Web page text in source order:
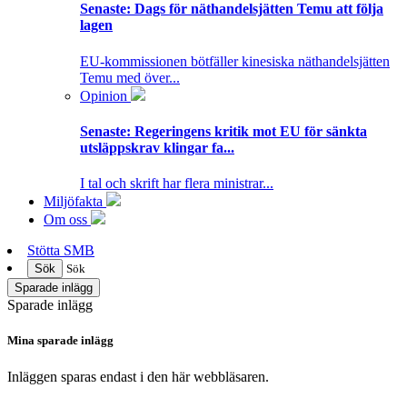
Senaste: Dags för näthandelsjätten Temu att följa
lagen
EU-kommissionen bötfäller kinesiska näthandelsjätten
Temu med över...
Opinion
Senaste: Regeringens kritik mot EU för sänkta
utsläppskrav klingar fa...
I tal och skrift har flera ministrar...
Miljöfakta
Om oss
Stötta SMB
Sök
Sök
Sparade inlägg
Sparade inlägg
Mina sparade inlägg
Inläggen sparas endast i den här webbläsaren.